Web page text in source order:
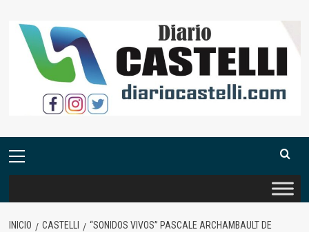
contenido
Menú
INICIO CASTELLI
“SONIDOS VIVOS” PASCALE ARCHAMBAULT DE